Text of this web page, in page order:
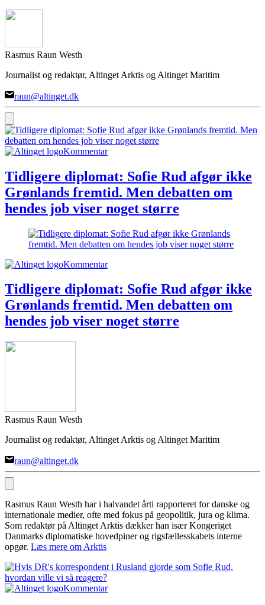
Rasmus Raun Westh
Journalist og redaktør, Altinget Arktis og Altinget Maritim
raun@altinget.dk
Kommentar
Tidligere diplomat: Sofie Rud afgør ikke
Grønlands fremtid. Men debatten om
hendes job viser noget større
Kommentar
Tidligere diplomat: Sofie Rud afgør ikke
Grønlands fremtid. Men debatten om
hendes job viser noget større
Rasmus Raun Westh
Journalist og redaktør, Altinget Arktis og Altinget Maritim
raun@altinget.dk
Rasmus Raun Westh har i halvandet årti rapporteret for danske og
internationale medier, ofte med fokus på geopolitik, jura og klima.
Som redaktør på Altinget Arktis dækker han især Kongeriget
Danmarks diplomatiske hovedpiner og rigsfællesskabets interne
opgør. Læs mere om Arktis
Kommentar